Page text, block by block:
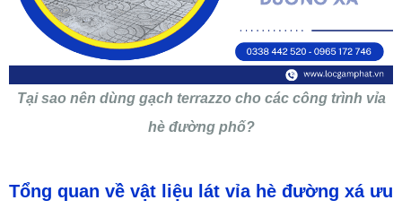
Tại sao nên dùng gạch terrazzo cho các công trình vỉa
hè đường phố?
Tổng quan về vật liệu lát vỉa hè đường xá ưu